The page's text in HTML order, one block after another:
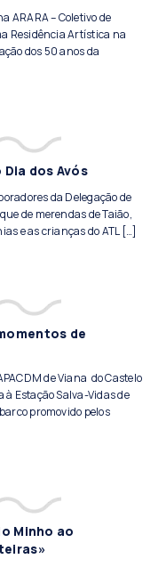
ARARA – Coletivo de
Residência Artística na
dos 50 anos da
dos Avós
da Delegação de
de merendas de Taião,
e as crianças do ATL […]
de
de Viana do Castelo
Estação Salva-Vidas de
promovido pelos
Minho ao